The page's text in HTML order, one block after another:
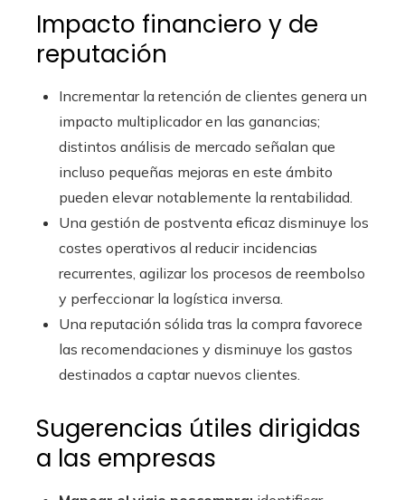
Impacto financiero y de
reputación
Incrementar la retención de clientes genera un
impacto multiplicador en las ganancias;
distintos análisis de mercado señalan que
incluso pequeñas mejoras en este ámbito
pueden elevar notablemente la rentabilidad.
Una gestión de postventa eficaz disminuye los
costes operativos al reducir incidencias
recurrentes, agilizar los procesos de reembolso
y perfeccionar la logística inversa.
Una reputación sólida tras la compra favorece
las recomendaciones y disminuye los gastos
destinados a captar nuevos clientes.
Sugerencias útiles dirigidas
a las empresas